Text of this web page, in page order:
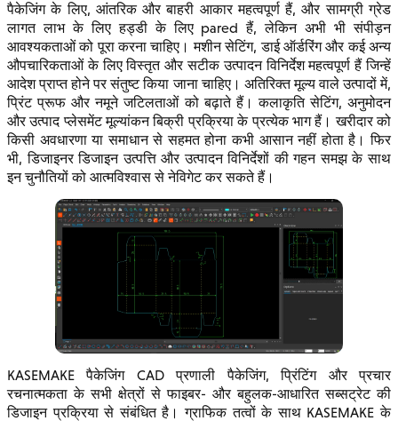
पैकेजिंग के लिए, आंतरिक और बाहरी आकार महत्वपूर्ण हैं, और सामग्री ग्रेड
लागत लाभ के लिए हड्डी के लिए pared हैं, लेकिन अभी भी संपीड़न
आवश्यकताओं को पूरा करना चाहिए। मशीन सेटिंग, डाई ऑर्डरिंग और कई अन्य
औपचारिकताओं के लिए विस्तृत और सटीक उत्पादन विनिर्देश महत्वपूर्ण हैं जिन्हें
आदेश प्राप्त होने पर संतुष्ट किया जाना चाहिए। अतिरिक्त मूल्य वाले उत्पादों में,
प्रिंट प्रूफ और नमूने जटिलताओं को बढ़ाते हैं। कलाकृति सेटिंग, अनुमोदन
और उत्पाद प्लेसमेंट मूल्यांकन बिक्री प्रक्रिया के प्रत्येक भाग हैं। खरीदार को
किसी अवधारणा या समाधान से सहमत होना कभी आसान नहीं होता है। फिर
भी, डिजाइनर डिजाइन उत्पत्ति और उत्पादन विनिर्देशों की गहन समझ के साथ
इन चुनौतियों को आत्मविश्वास से नेविगेट कर सकते हैं।
KASEMAKE पैकेजिंग CAD प्रणाली पैकेजिंग, प्रिंटिंग और प्रचार
रचनात्मकता के सभी क्षेत्रों से फाइबर- और बहुलक-आधारित सब्सट्रेट की
डिजाइन प्रक्रिया से संबंधित है। ग्राफिक तत्वों के साथ KASEMAKE के